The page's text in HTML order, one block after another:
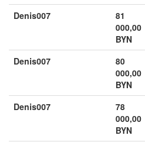
Denis007
81
000,00
BYN
Denis007
80
000,00
BYN
Denis007
78
000,00
BYN